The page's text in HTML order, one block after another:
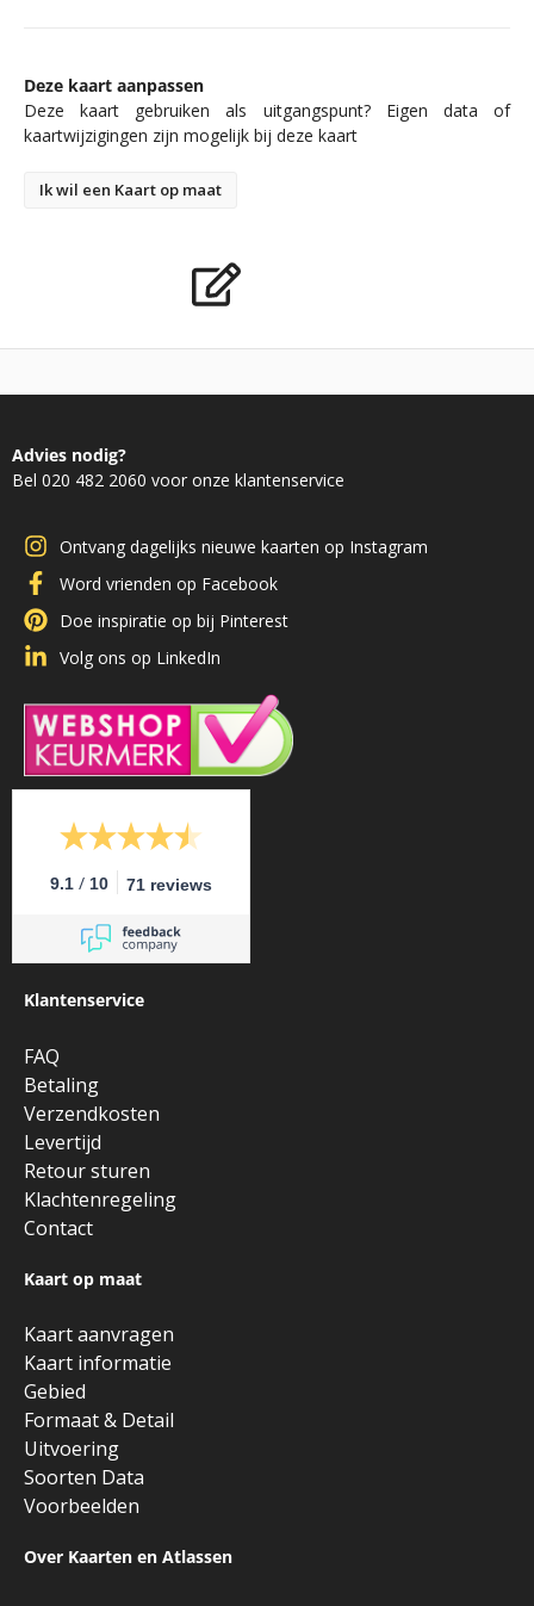
Deze kaart aanpassen
Deze kaart gebruiken als uitgangspunt? Eigen data of
kaartwijzigingen zijn mogelijk bij deze kaart
Ik wil een Kaart op maat
Advies nodig?
Bel 020 482 2060 voor onze klantenservice
Ontvang dagelijks nieuwe kaarten op Instagram
Word vrienden op Facebook
Doe inspiratie op bij Pinterest
Volg ons op LinkedIn
9.1 / 10 71 reviews
Klantenservice
FAQ
Betaling
Verzendkosten
Levertijd
Retour sturen
Klachtenregeling
Contact
Kaart op maat
Kaart aanvragen
Kaart informatie
Gebied
Formaat & Detail
Uitvoering
Soorten Data
Voorbeelden
Over Kaarten en Atlassen